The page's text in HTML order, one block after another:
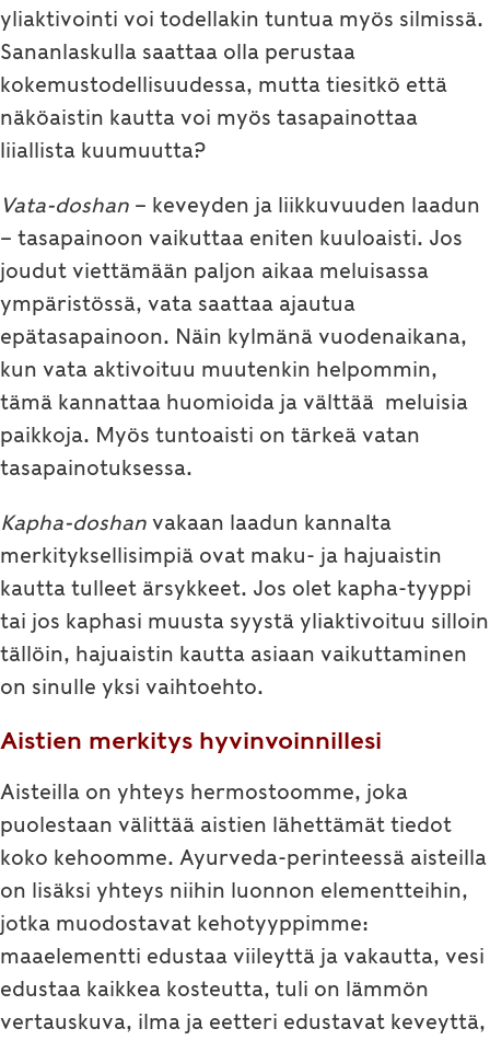
yliaktivointi voi todellakin tuntua myös silmissä.
Sananlaskulla saattaa olla perustaa
kokemustodellisuudessa, mutta tiesitkö että
näköaistin kautta voi myös tasapainottaa
liiallista kuumuutta?
Vata-doshan – keveyden ja liikkuvuuden laadun
– tasapainoon vaikuttaa eniten kuuloaisti. Jos
joudut viettämään paljon aikaa meluisassa
ympäristössä, vata saattaa ajautua
epätasapainoon. Näin kylmänä vuodenaikana,
kun vata aktivoituu muutenkin helpommin,
tämä kannattaa huomioida ja välttää meluisia
paikkoja. Myös tuntoaisti on tärkeä vatan
tasapainotuksessa.
Kapha-doshan vakaan laadun kannalta
merkityksellisimpiä ovat maku- ja hajuaistin
kautta tulleet ärsykkeet. Jos olet kapha-tyyppi
tai jos kaphasi muusta syystä yliaktivoituu silloin
tällöin, hajuaistin kautta asiaan vaikuttaminen
on sinulle yksi vaihtoehto.
Aistien merkitys hyvinvoinnillesi
Aisteilla on yhteys hermostoomme, joka
puolestaan välittää aistien lähettämät tiedot
koko kehoomme. Ayurveda-perinteessä aisteilla
on lisäksi yhteys niihin luonnon elementteihin,
jotka muodostavat kehotyyppimme:
maaelementti edustaa viileyttä ja vakautta, vesi
edustaa kaikkea kosteutta, tuli on lämmön
vertauskuva, ilma ja eetteri edustavat keveyttä,